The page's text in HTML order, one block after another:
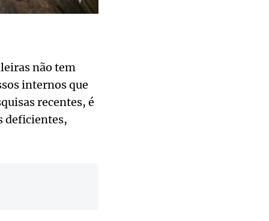
x
não tem
internos que
recentes, é
deficientes,